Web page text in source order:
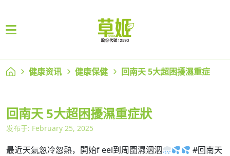
健康资讯 健康保健 回南天 5大超困擾濕重症
回南天 5大超困擾濕重症狀
发布于: February 25, 2025
最近天氣忽冷忽熱，開始f eel到周圍濕泅泅
#回南天